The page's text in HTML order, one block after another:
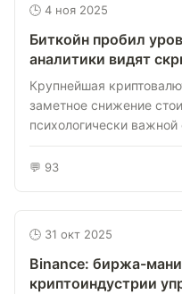
🕒 4 ноя 2025
Биткойн пробил
аналитики видят
Крупнейшая
заметное снижение
психологически важной
💬 93
🕒 31 окт 2025
Binance: биржа-
криптоиндустрии